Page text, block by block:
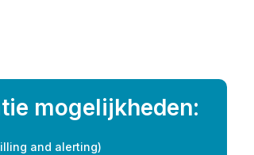
mogelijkheden:
and alerting)